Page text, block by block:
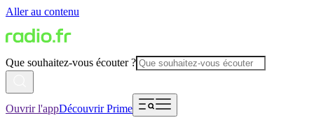
Aller au contenu
Que souhaitez-vous écouter ?
Ouvrir l'appDécouvrir Prime